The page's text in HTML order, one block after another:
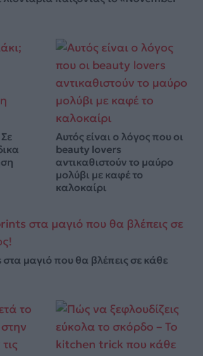
Αυτός είναι ο λόγος που οι
beauty lovers
αντικαθιστούν το μαύρο
μολύβι με καφέ το
καλοκαίρι
στα μαγιό που θα βλέπεις σε κάθε